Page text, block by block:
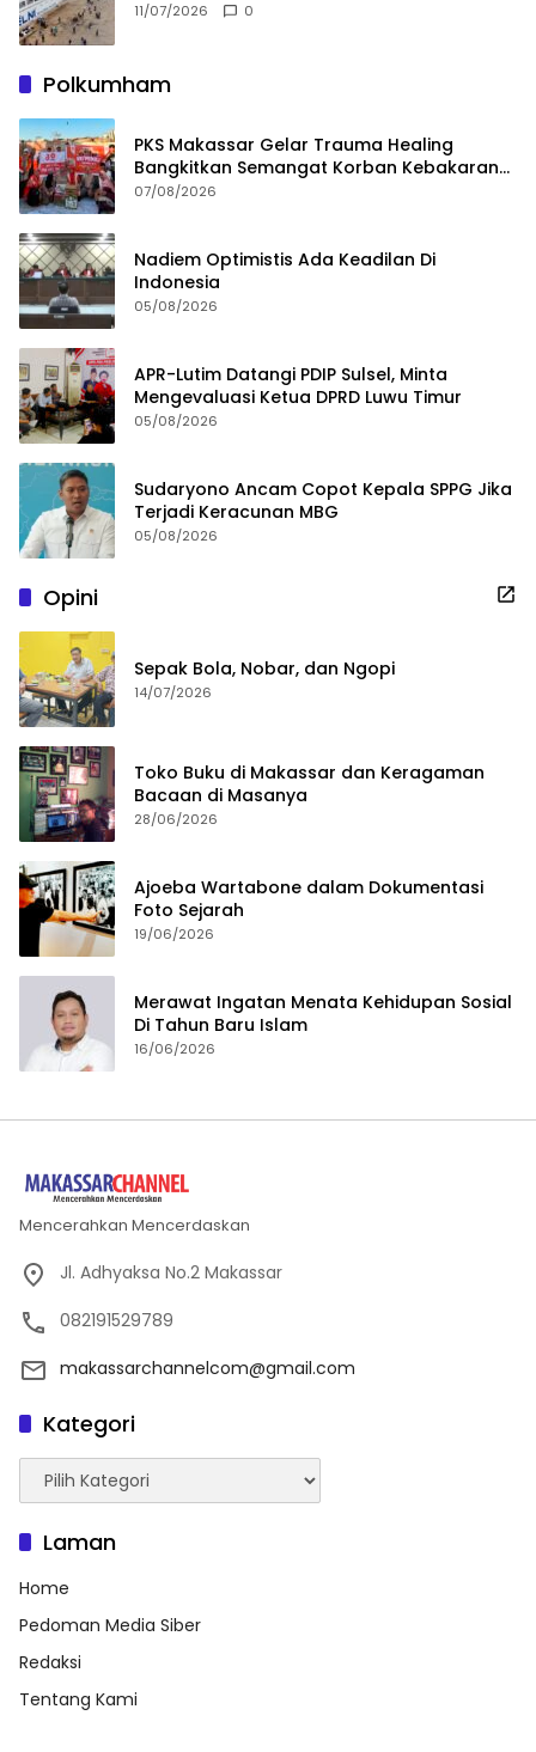
11/07/2026 0
Polkumham
PKS Makassar Gelar Trauma Healing
Bangkitkan Semangat Korban Kebakaran
Tallo
07/08/2026
Nadiem Optimistis Ada Keadilan Di
Indonesia
05/08/2026
APR-Lutim Datangi PDIP Sulsel, Minta
Mengevaluasi Ketua DPRD Luwu Timur
05/08/2026
Sudaryono Ancam Copot Kepala SPPG Jika
Terjadi Keracunan MBG
05/08/2026
Opini
Sepak Bola, Nobar, dan Ngopi
14/07/2026
Toko Buku di Makassar dan Keragaman
Bacaan di Masanya
28/06/2026
Ajoeba Wartabone dalam Dokumentasi
Foto Sejarah
19/06/2026
Merawat Ingatan Menata Kehidupan Sosial
Di Tahun Baru Islam
16/06/2026
Mencerahkan Mencerdaskan
Jl. Adhyaksa No.2 Makassar
082191529789
makassarchannelcom@gmail.com
Kategori
Kategori
Laman
Home
Pedoman Media Siber
Redaksi
Tentang Kami